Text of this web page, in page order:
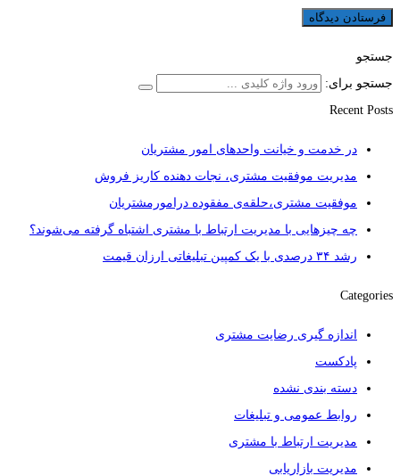
جستجو
جستجو برای:
Recent Posts
در خدمت و خیانت واحدهای امور مشتریان
مدیریت موفقیت مشتری، نجات دهنده کاریز فروش
موفقیت مشتری،حلقه‌ی مفقوده درامورمشتریان
چه چیزهایی با مدیریت ارتباط با مشتری اشتباه گرفته می‌شوند؟
رشد ۳۴ درصدی با یک کمپین تبلیغاتی ارزان قیمت
Categories
اندازه گیری رضایت مشتری
پادکست
دسته بندی نشده
روابط عمومی و تبلیغات
مدیریت ارتباط با مشتری
مدیریت بازاریابی